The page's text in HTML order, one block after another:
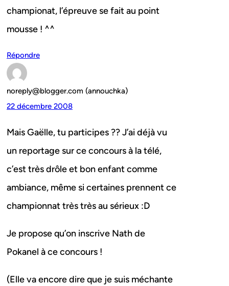
championat, l’épreuve se fait au point
mousse ! ^^
Répondre
noreply@blogger.com (annouchka)
22 décembre 2008
Mais Gaëlle, tu participes ?? J’ai déjà vu
un reportage sur ce concours à la télé,
c’est très drôle et bon enfant comme
ambiance, même si certaines prennent ce
championnat très très au sérieux :D
Je propose qu’on inscrive Nath de
Pokanel à ce concours !
(Elle va encore dire que je suis méchante